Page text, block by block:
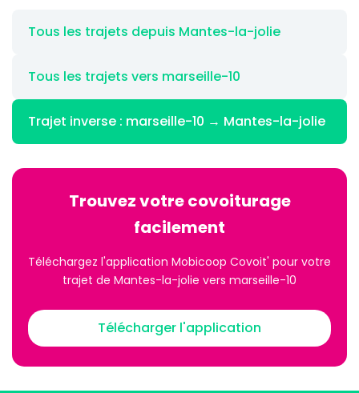
Tous les trajets depuis Mantes-la-jolie
Tous les trajets vers marseille-10
Trajet inverse : marseille-10 → Mantes-la-jolie
Trouvez votre covoiturage
facilement
Téléchargez l'application Mobicoop Covoit' pour votre
trajet de Mantes-la-jolie vers marseille-10
Télécharger l'application